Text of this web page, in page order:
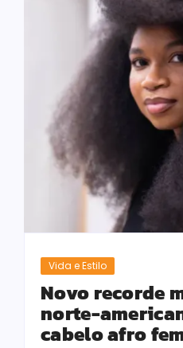
Vida e Estilo
Novo recorde
norte-
cabelo afro